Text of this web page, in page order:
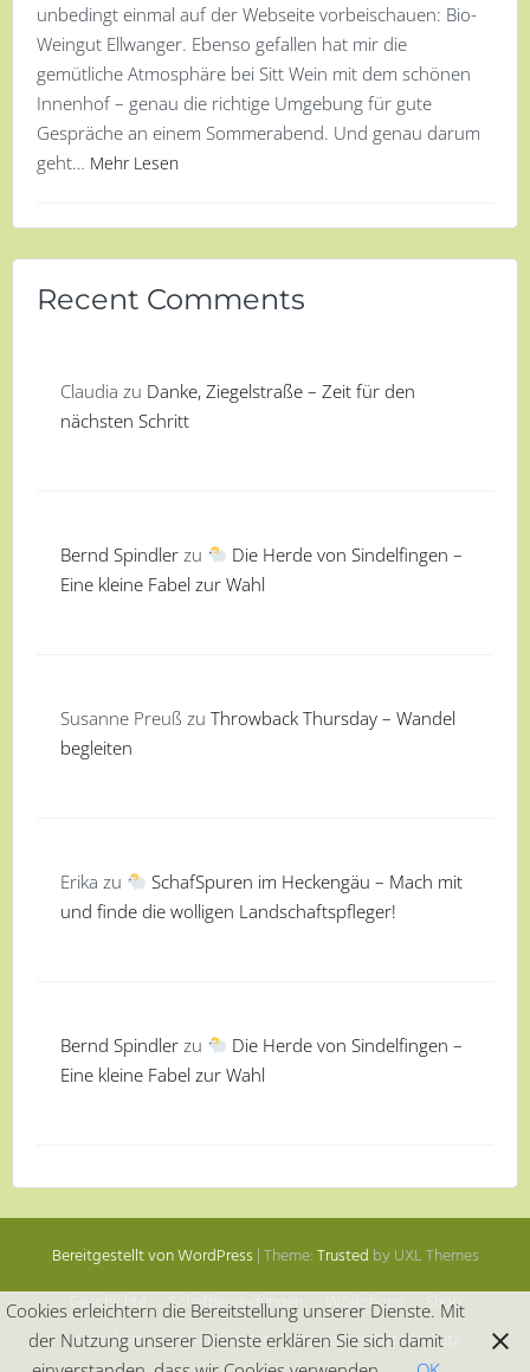
unbedingt einmal auf der Webseite vorbeischauen: Bio-
Weingut Ellwanger. Ebenso gefallen hat mir die
gemütliche Atmosphäre bei Sitt Wein mit dem schönen
Innenhof – genau die richtige Umgebung für gute
Gespräche an einem Sommerabend. Und genau darum
geht… Mehr Lesen
Recent Comments
Claudia zu Danke, Ziegelstraße – Zeit für den
nächsten Schritt
Bernd Spindler zu
Die Herde von Sindelfingen –
Eine kleine Fabel zur Wahl
Susanne Preuß zu Throwback Thursday – Wandel
begleiten
Erika zu
SchafSpuren im Heckengäu – Mach mit
und finde die wolligen Landschaftspfleger!
Bernd Spindler zu
Die Herde von Sindelfingen –
Eine kleine Fabel zur Wahl
Bereitgestellt von WordPress|Theme:Trusted by UXL Themes
Geschichte
Schafbeweidungen Workshops
Shop
Warenkorb
Versandkosten Impressum/Datenschutz
Cookies erleichtern die Bereitstellung unserer Dienste. Mit
der Nutzung unserer Dienste erklären Sie sich damit